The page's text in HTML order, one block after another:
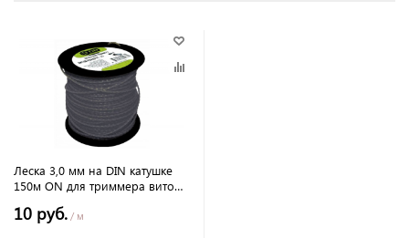
Леска 3,0 мм на DIN катушке
150м ON для триммера витой
10 руб. / м